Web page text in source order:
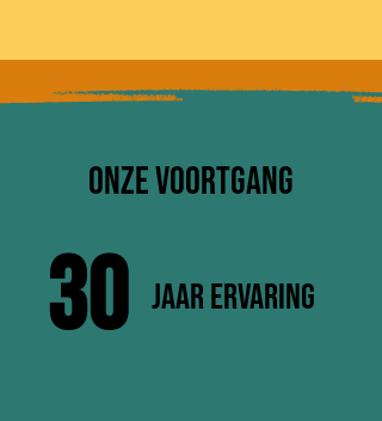
Onze voortgang
30 JAAR ERVARING